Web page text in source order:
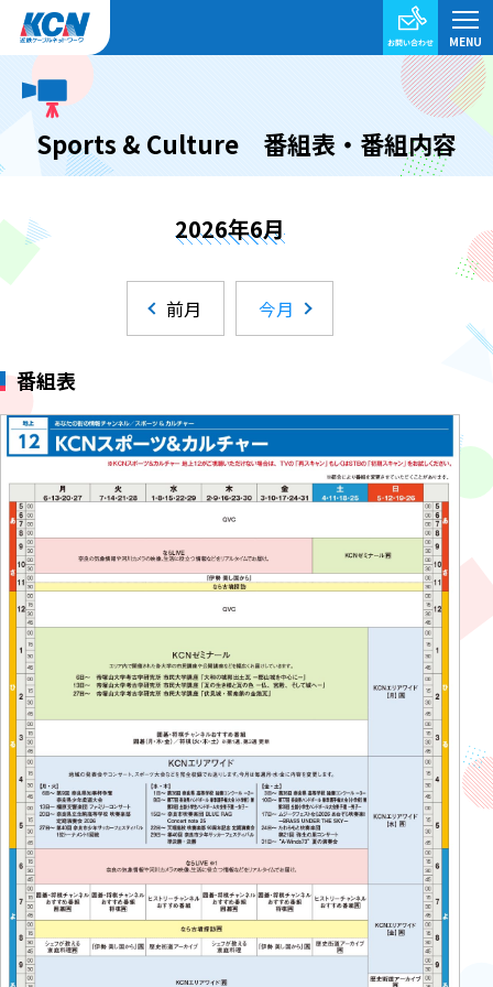
Sports & Culture 番組表・番組内容
2026年6月
前月 今月
番組表